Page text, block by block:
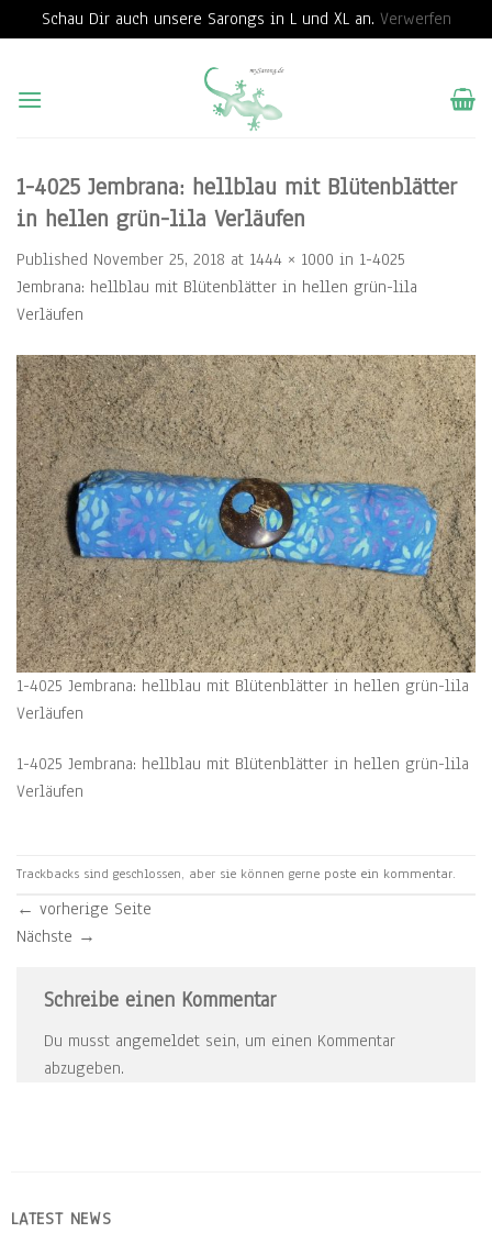
Schau Dir auch unsere Sarongs in L und XL an. Verwerfen
content
1-4025 Jembrana: hellblau mit Blütenblätter
in hellen grün-lila Verläufen
Published November 25, 2018 at 1444 × 1000 in 1-4025
Jembrana: hellblau mit Blütenblätter in hellen grün-lila
Verläufen
1-4025 Jembrana: hellblau mit Blütenblätter in hellen grün-lila
Verläufen
1-4025 Jembrana: hellblau mit Blütenblätter in hellen grün-lila
Verläufen
Trackbacks sind geschlossen, aber sie können gerne poste ein kommentar.
← vorherige Seite
Nächste →
Schreibe einen Kommentar
Du musst angemeldet sein, um einen Kommentar
abzugeben.
LATEST NEWS